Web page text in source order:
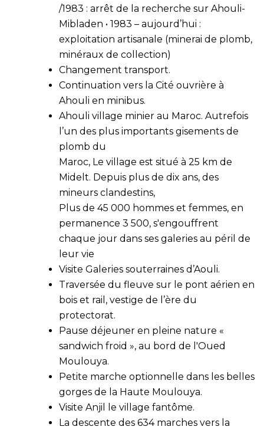
/1983 : arrêt de la recherche sur Ahouli-
Mibladen • 1983 – aujourd’hui :
exploitation artisanale (minerai de plomb,
minéraux de collection)
Changement transport.
Continuation vers la Cité ouvrière à
Ahouli en minibus.
Ahouli village minier au Maroc. Autrefois
l’un des plus importants gisements de
plomb du
Maroc, Le village est situé à 25 km de
Midelt. Depuis plus de dix ans, des
mineurs clandestins,
Plus de 45 000 hommes et femmes, en
permanence 3 500, s'engouffrent
chaque jour dans ses galeries au péril de
leur vie
Visite Galeries souterraines d’Aouli.
Traversée du fleuve sur le pont aérien en
bois et rail, vestige de l’ère du
protectorat.
Pause déjeuner en pleine nature «
sandwich froid », au bord de l'Oued
Moulouya.
Petite marche optionnelle dans les belles
gorges de la Haute Moulouya.
Visite Anjil le village fantôme.
La descente des 634 marches vers la